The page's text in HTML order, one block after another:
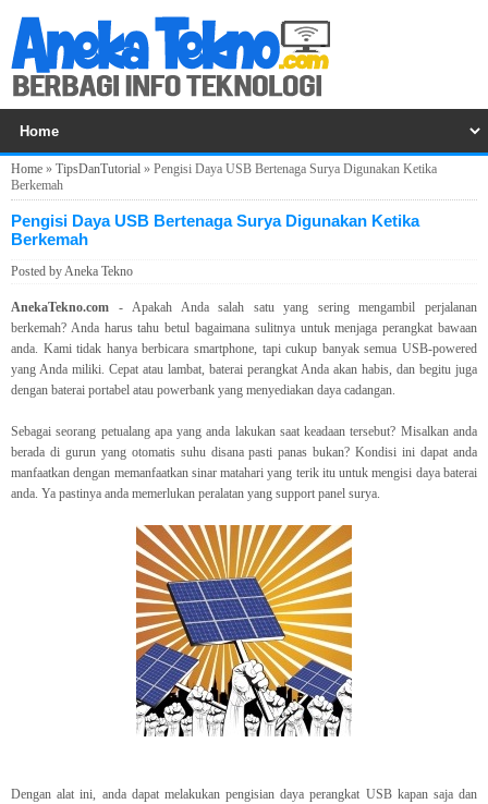
Home » TipsDanTutorial » Pengisi Daya USB Bertenaga Surya Digunakan Ketika
Berkemah
Pengisi Daya USB Bertenaga Surya Digunakan Ketika
Berkemah
Posted byAneka Tekno
AnekaTekno.com -Apakah Anda salah satu yang sering mengambil perjalanan
berkemah? Anda harus tahu betul bagaimana sulitnya untuk menjaga perangkat bawaan
anda. Kami tidak hanya berbicara smartphone, tapi cukup banyak semua USB-powered
yang Anda miliki. Cepat atau lambat, baterai perangkat Anda akan habis, dan begitu juga
dengan baterai portabel atau powerbank yang menyediakan daya cadangan.
Sebagai seorang petualang apa yang anda lakukan saat keadaan tersebut? Misalkan anda
berada di gurun yang otomatis suhu disana pasti panas bukan? Kondisi ini dapat anda
manfaatkan dengan memanfaatkan sinar matahari yang terik itu untuk mengisi daya baterai
anda. Ya pastinya anda memerlukan peralatan yang support panel surya.
Dengan alat ini, anda dapat melakukan pengisian daya perangkat USB kapan saja dan